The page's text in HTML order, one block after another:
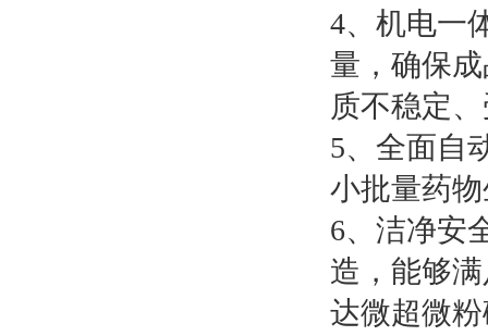
4、机电一
量，确保
质不稳定
5、全面自
小批量药
6、洁净安
造，能够
达微超微